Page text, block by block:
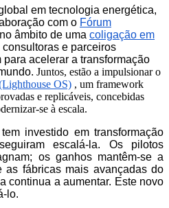
em tecnologia energética,
com o Fórum
âmbito de uma coligação em
e parceiros
acelerar a transformação
Juntos, estão a impulsionar o
OS) , um framework
e replicáveis, concebidas
se à escala.
investido em transformação
escalá-la. Os pilotos
os ganhos mantêm-se a
fábricas mais avançadas do
continua a aumentar. Este novo
lo.